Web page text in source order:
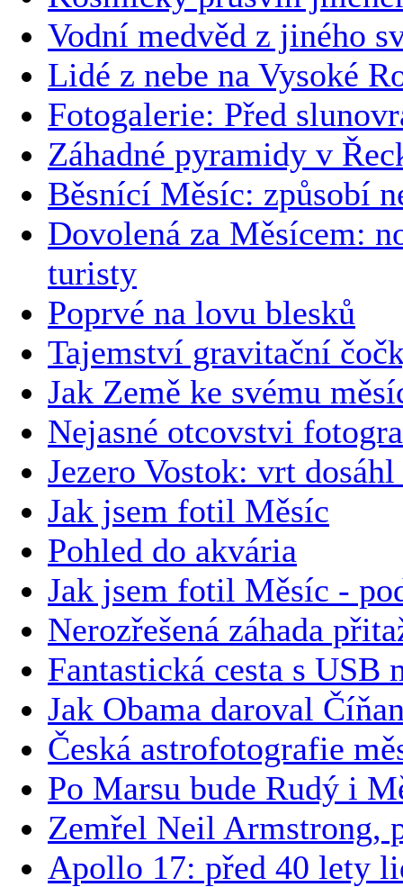
Vodní medvěd z jiného
Lidé z nebe na Vysoké
Fotogalerie: Před
Záhadné pyramidy v
Běsnící Měsíc: způsobí
Dovolená za Měsícem:
turisty
Poprvé na lovu blesků
Tajemství gravitační
Jak Země ke svému
Nejasné otcovstvi
Jezero Vostok: vrt
Jak jsem fotil Měsíc
Pohled do akvária
Jak jsem fotil Měsíc -
Nerozřešená záhada
Fantastická cesta s USB
Jak Obama daroval
Česká astrofotografie
Po Marsu bude Rudý i
Zemřel Neil Armstrong,
Apollo 17: před 40 lety